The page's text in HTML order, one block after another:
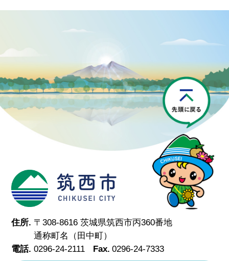
筑西市
住所. 〒308-8616 茨城県筑西市丙360番地
通称町名（田中町）
電話. 0296-24-2111 Fax. 0296-24-7333